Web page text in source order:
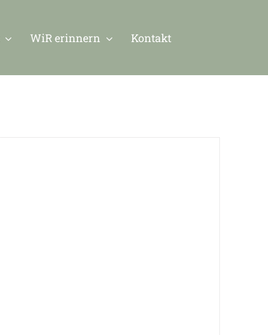
WiR erinnern Kontakt